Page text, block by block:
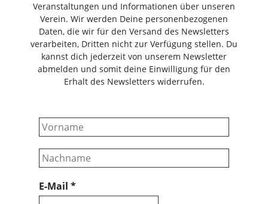
Veranstaltungen und Informationen über unseren
Verein. Wir werden Deine personenbezogenen
Daten, die wir für den Versand des Newsletters
verarbeiten, Dritten nicht zur Verfügung stellen. Du
kannst dich jederzeit von unserem Newsletter
abmelden und somit deine Einwilligung für den
Erhalt des Newsletters widerrufen.
E-Mail *